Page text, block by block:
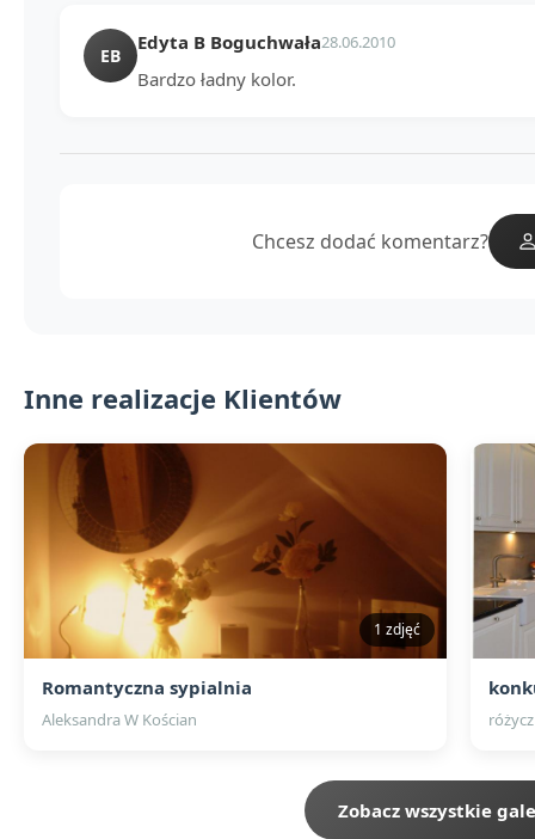
EB
Edyta B Boguchwała28.06.2010
Bardzo ładny kolor.
Chcesz dodać komentarz?
Inne realizacje Klientów
1 zdjęć
Romantyczna sypialnia
Aleksandra W Kościan
Zobacz wszystkie